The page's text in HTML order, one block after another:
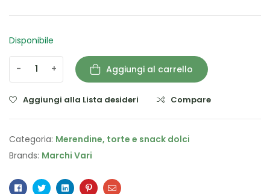
Disponibile
- + Aggiungi al carrello
Aggiungi alla Lista desideri Compare
Categoria: Merendine, torte e snack dolci
Brands: Marchi Vari
Facebook
TwitterLinkedinPinterestEmail